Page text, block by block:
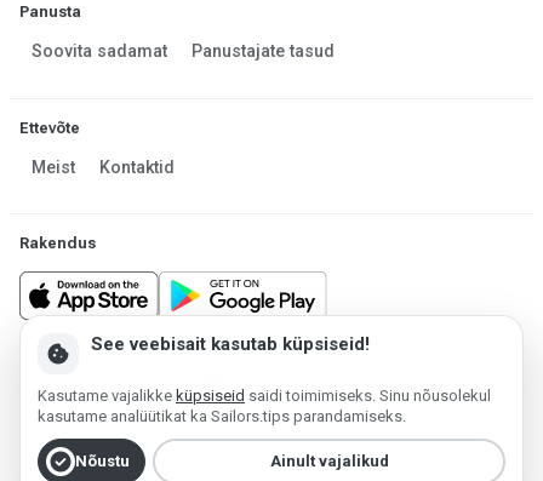
Panusta
Soovita sadamat Panustajate tasud
Ettevõte
Meist Kontaktid
Rakendus
Platvormi haldab MESF OÜ 2013-2026 ©
Konto kustutamine
cookie See veebisait kasutab küpsiseid!
Kasutame vajalikke küpsiseid saidi toimimiseks. Sinu nõusolekul
kasutame analüütikat ka Sailors.tips parandamiseks.
check_circle Nõustu Ainult vajalikud